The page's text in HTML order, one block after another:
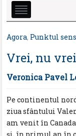
Agora, Punktul
Vrei, nu
Veronica Pavel
Pe continentul
ziua sfântului
am venit în
și, în primul an în